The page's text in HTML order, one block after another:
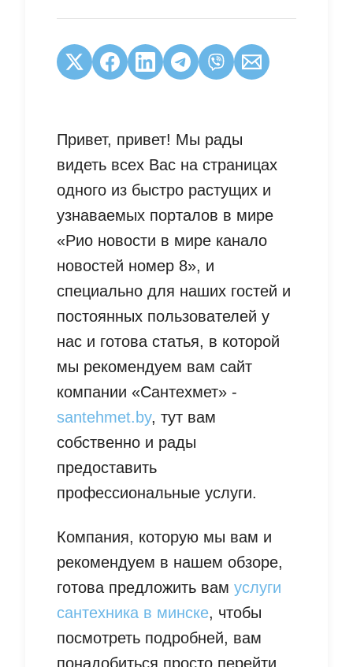
Привет, привет! Мы рады
видеть всех Вас на страницах
одного из быстро растущих и
узнаваемых порталов в мире
«Рио новости в мире канало
новостей номер 8», и
специально для наших гостей и
постоянных пользователей у
нас и готова статья, в которой
мы рекомендуем вам сайт
компании «Сантехмет» -
santehmet.by, тут вам
собственно и рады
предоставить
профессиональные услуги.
Компания, которую мы вам и
рекомендуем в нашем обзоре,
готова предложить вам услуги
сантехника в минске, чтобы
посмотреть подробней, вам
понадобиться просто перейти